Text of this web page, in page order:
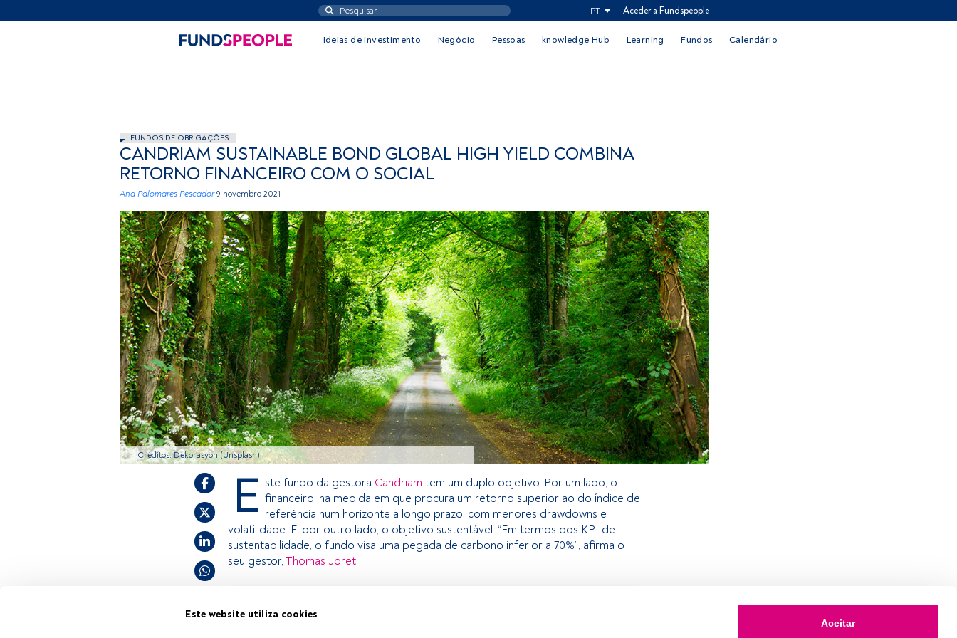
Este website utiliza cookies
Aceitar
PT Aceder a Fundspeople
Ideias de investimento Negócio Pessoas knowledge Hub Learning Fundos Calendário
FUNDOS DE OBRIGAÇÕES
CANDRIAM SUSTAINABLE BOND GLOBAL HIGH YIELD COMBINA
RETORNO FINANCEIRO COM O SOCIAL
Ana Palomares Pescador 9 novembro 2021
Créditos: Dekorasyon (Unsplash)
E ste fundo da gestora Candriam tem um duplo objetivo. Por um lado, o
financeiro, na medida em que procura um retorno superior ao do índice de
referência num horizonte a longo prazo, com menores drawdowns e
volatilidade. E, por outro lado, o objetivo sustentável. “Em termos dos KPI de
sustentabilidade, o fundo visa uma pegada de carbono inferior a 70%”, afirma o
seu gestor, Thomas Joret.
Este é um artigo exclusivo para os utilizadores registados da FundsPeople. Se já